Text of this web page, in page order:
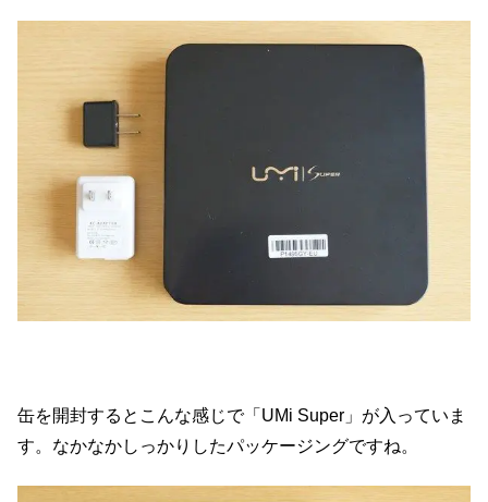
缶を開封するとこんな感じで「UMi Super」が入っていま
す。なかなかしっかりしたパッケージングですね。